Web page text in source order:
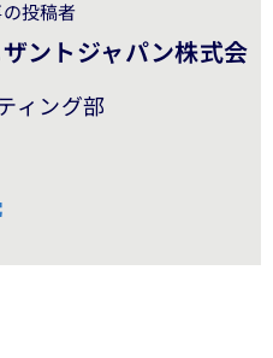
投稿者
ントジャパン株式会
ィング部